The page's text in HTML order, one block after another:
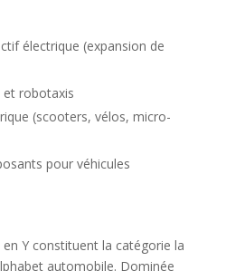
électrique (expansion de
et robotaxis
(scooters, vélos, micro-
pour véhicules
Y constituent la catégorie la
automobile. Dominée